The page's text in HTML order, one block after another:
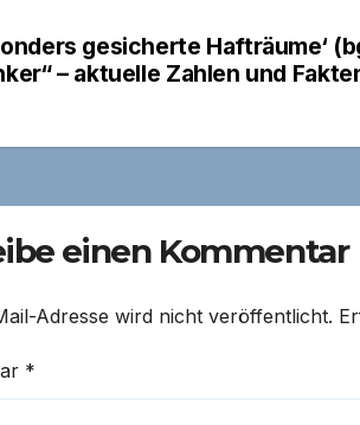
gesicherte Hafträume‘
– aktuelle Zahlen und
einen Kommentar
Adresse wird nicht veröffentlicht.
*